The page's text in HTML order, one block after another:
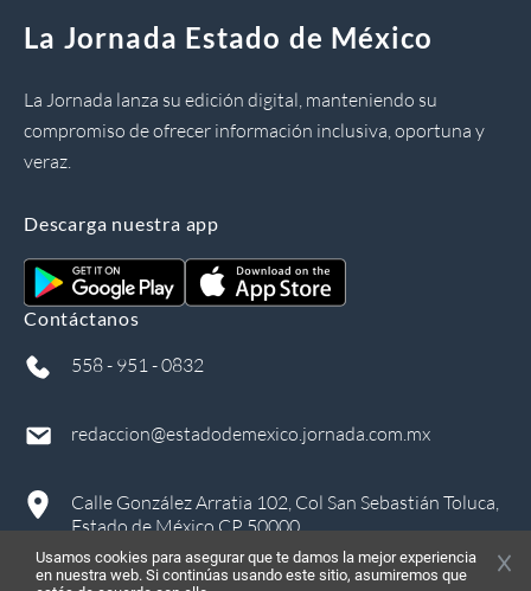
La Jornada Estado de México
La Jornada lanza su edición digital, manteniendo su
compromiso de ofrecer información inclusiva, oportuna y
veraz.
Descarga nuestra app
Contáctanos
558 - 951 - 0832
redaccion@estadodemexico.jornada.com.mx
Calle González Arratia 102, Col San Sebastián Toluca,
Estado de México CP 50000
Usamos cookies para asegurar que te damos la mejor experiencia
en nuestra web. Si continúas usando este sitio, asumiremos que